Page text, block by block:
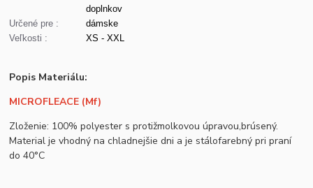
doplnkov
Určené pre :
dámske
Veľkosti :
XS - XXL
Popis Materiálu:
MICROFLEACE (Mf)
Zloženie: 100% polyester s protižmolkovou úpravou,brúsený.
Material je vhodný na chladnejšie dni a je stálofarebný pri praní
do 40°C